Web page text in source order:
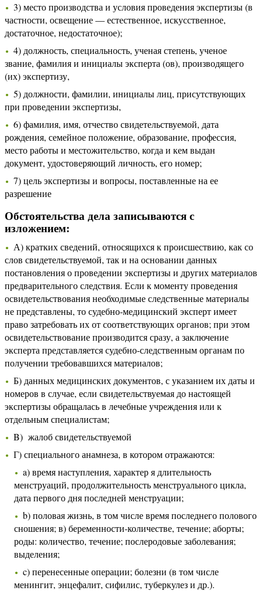
3) место производства и условия проведения экспертизы (в
частности, освещение — естественное, искусственное,
достаточное, недостаточное);
4) должность, специальность, ученая степень, ученое
звание, фамилия и инициалы эксперта (ов), производящего
(их) экспертизу,
5) должности, фамилии, инициалы лиц, присутствующих
при проведении экспертизы,
6) фамилия, имя, отчество свидетельствуемой, дата
рождения, семейное положение, образование, профессия,
место работы и местожительство, когда и кем выдан
документ, удостоверяющий личность, его номер;
7) цель экспертизы и вопросы, поставленные на ее
разрешение
Обстоятельства дела записываются с
изложением:
А) кратких сведений, относящихся к происшествию, как со
слов свидетельствуемой, так и на основании данных
постановления о проведении экспертизы и других материалов
предварительного следствия. Если к моменту проведения
освидетельствования необходимые следственные материалы
не представлены, то судебно-медицинский эксперт имеет
право затребовать их от соответствующих органов; при этом
освидетельствование производится сразу, а заключение
эксперта представляется судебно-следственным органам по
получении требовавшихся материалов;
Б) данных медицинских документов, с указанием их даты и
номеров в случае, если свидетельствуемая до настоящей
экспертизы обращалась в лечебные учреждения или к
отдельным специалистам;
B) жалоб свидетельствуемой
Г) специального анамнеза, в котором отражаются:
a) время наступления, характер я длительность
менструаций, продолжительность менструального цикла,
дата первого дня последней менструации;
b) половая жизнь, в том числе время последнего полового
сношения; в) беременности-количестве, течение; аборты;
роды: количество, течение; послеродовые заболевания;
выделения;
c) перенесенные операции; болезни (в том числе
менингит, энцефалит, сифилис, туберкулез и др.).